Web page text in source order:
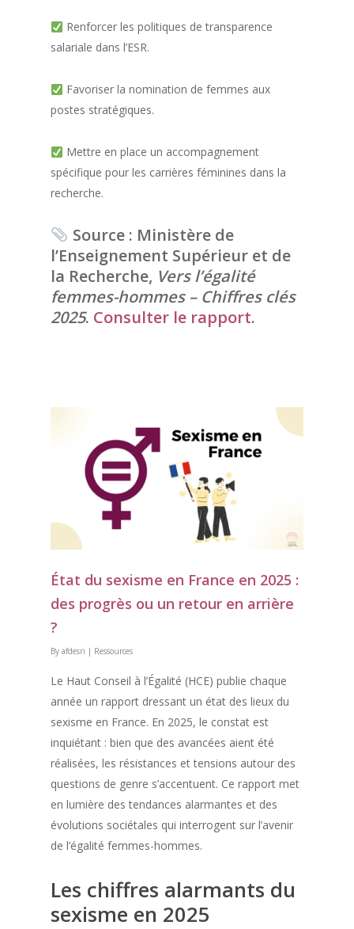
Renforcer les politiques de transparence
salariale dans l’ESR.
Favoriser la nomination de femmes aux
postes stratégiques.
Mettre en place un accompagnement
spécifique pour les carrières féminines dans la
recherche.
Source : Ministère de
l’Enseignement Supérieur et de
la Recherche, Vers l’égalité
femmes-hommes – Chiffres clés
2025. Consulter le rapport.
État du sexisme en France en 2025 :
des progrès ou un retour en arrière
?
By afdesri | Ressources
Le Haut Conseil à l’Égalité (HCE) publie chaque
année un rapport dressant un état des lieux du
sexisme en France. En 2025, le constat est
inquiétant : bien que des avancées aient été
réalisées, les résistances et tensions autour des
questions de genre s’accentuent. Ce rapport met
en lumière des tendances alarmantes et des
évolutions sociétales qui interrogent sur l’avenir
de l’égalité femmes-hommes.
Les chiffres alarmants du
sexisme en 2025